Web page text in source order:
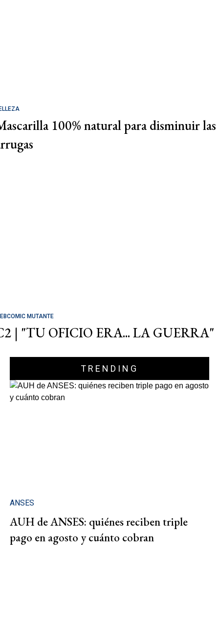
100% natural para disminuir las
MUTANTE
| "TU OFICIO ERA... LA GUERRA"
TRENDING
ANSES
AUH de ANSES: quiénes reciben triple
pago en agosto y cuánto cobran